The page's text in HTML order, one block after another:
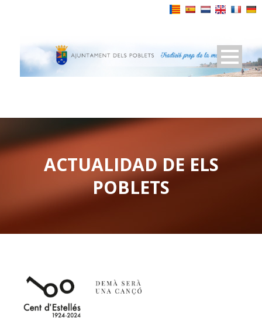
ACTUALIDAD DE ELS
POBLETS